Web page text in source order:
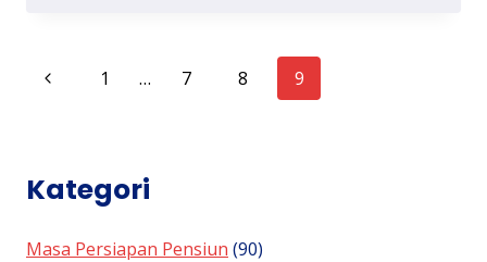
PERSIAPAN
JAYA
Page
Previous1 … 7 8 9
Kategori
Masa Persiapan Pensiun (90)